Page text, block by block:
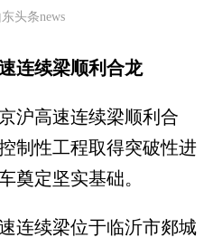
头条news
连续梁顺利合龙
高速连续梁顺利合
制性工程取得突破性进
奠定坚实基础。
续梁位于临沂市郯城